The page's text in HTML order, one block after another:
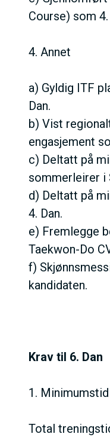
Course) som 4.
4. Annet
a) Gyldig ITF
Dan.
b) Vist
engasjement
c) Deltatt på
sommerleirer i
d) Deltatt på
4. Dan.
e) Fremlegge
Taekwon-Do
f)
kandidaten.
Krav til 6. Dan
1.
Total